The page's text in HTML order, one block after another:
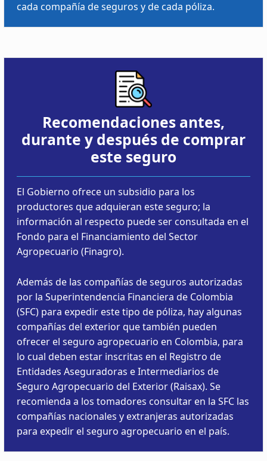
cada compañía de seguros y de cada póliza.
Recomendaciones antes,
durante y después de comprar
este seguro
El Gobierno ofrece un subsidio para los
productores que adquieran este seguro; la
información al respecto puede ser consultada en el
Fondo para el Financiamiento del Sector
Agropecuario (Finagro).
Además de las compañías de seguros autorizadas
por la Superintendencia Financiera de Colombia
(SFC) para expedir este tipo de póliza, hay algunas
compañías del exterior que también pueden
ofrecer el seguro agropecuario en Colombia, para
lo cual deben estar inscritas en el Registro de
Entidades Aseguradoras e Intermediarios de
Seguro Agropecuario del Exterior (Raisax). Se
recomienda a los tomadores consultar en la SFC las
compañías nacionales y extranjeras autorizadas
para expedir el seguro agropecuario en el país.